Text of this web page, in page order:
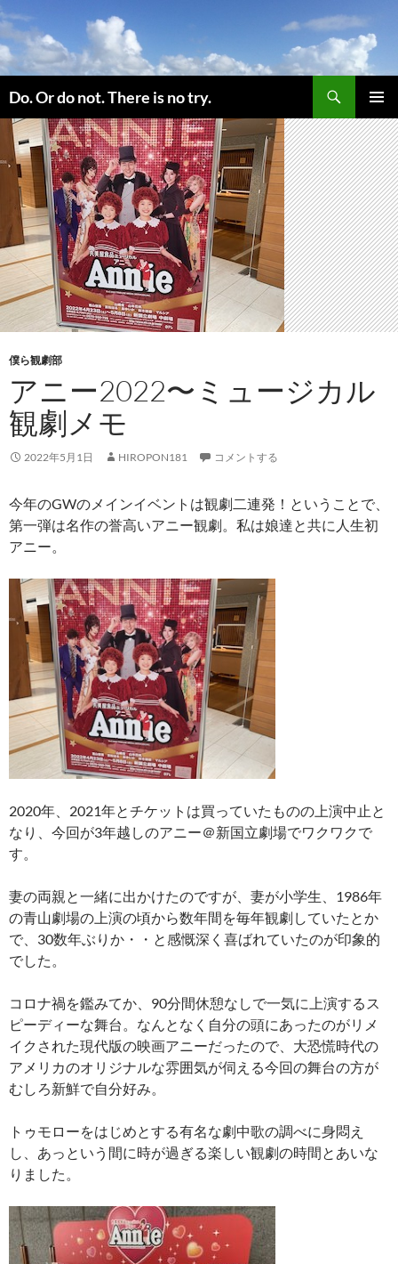
コ
ン
テ
ン
ツ
へ
ス
キ
Do. Or do not. There is no try.
索
メインメ
ニュー
僕ら観劇部
アニー2022〜ミュージカル
観劇メモ
2022年5月1日 HIROPON181 コメントする
今年のGWのメインイベントは観劇二連発！ということで、
第一弾は名作の誉高いアニー観劇。私は娘達と共に人生初
アニー。
2020年、2021年とチケットは買っていたものの上演中止と
なり、今回が3年越しのアニー＠新国立劇場でワクワクで
す。
妻の両親と一緒に出かけたのですが、妻が小学生、1986年
の青山劇場の上演の頃から数年間を毎年観劇していたとか
で、30数年ぶりか・・と感慨深く喜ばれていたのが印象的
でした。
コロナ禍を鑑みてか、90分間休憩なしで一気に上演するス
ピーディーな舞台。なんとなく自分の頭にあったのがリメ
イクされた現代版の映画アニーだったので、大恐慌時代の
アメリカのオリジナルな雰囲気が伺える今回の舞台の方が
むしろ新鮮で自分好み。
トゥモローをはじめとする有名な劇中歌の調べに身悶え
し、あっという間に時が過ぎる楽しい観劇の時間とあいな
りました。